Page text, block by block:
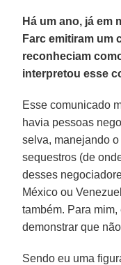
Há um ano, já em
Farc emitiram um
reconheciam
interpretou esse
Esse comunicado
havia pessoas
selva, manejando
sequestros (de
desses
México ou
também. Para
demonstrar que
Sendo eu uma